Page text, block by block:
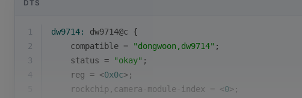
DTS
1 dw9714: dw9714@c {
2
    compatible =
"dongwoon,dw9714" ;
3
    status =
"okay" ;
4
    reg =
<0x0c>;
    rockchip,camera-module-index =
<0> ;